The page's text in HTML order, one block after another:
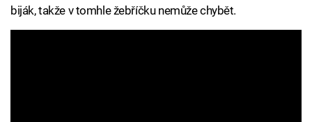
biják, takže v tomhle žebříčku nemůže chybět.